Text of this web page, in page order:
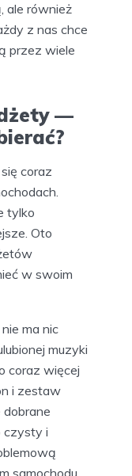
ale również
z nas chce
przez wiele
—
coraz
tylko
Oto
w swoim
ma nic
muzyki
coraz więcej
i zestaw
dobrane
czysty i